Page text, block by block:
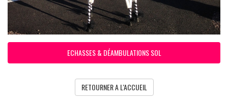
ECHASSES & DÉAMBULATIONS SOL
RETOURNER A L'ACCUEIL